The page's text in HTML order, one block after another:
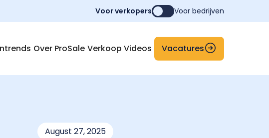
Voor verkopers Voor bedrijven
Over ProSale Verkoop Videos Vacatures
August 27, 2025